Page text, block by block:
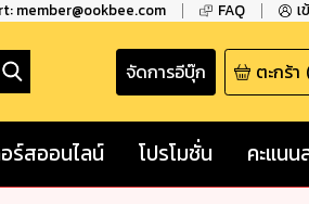
member@ookbee.com FAQ เ
จัดการอีบุ๊ก ตะกร้า
ร์สออนไลน์ โปรโมชั่น คะแนน